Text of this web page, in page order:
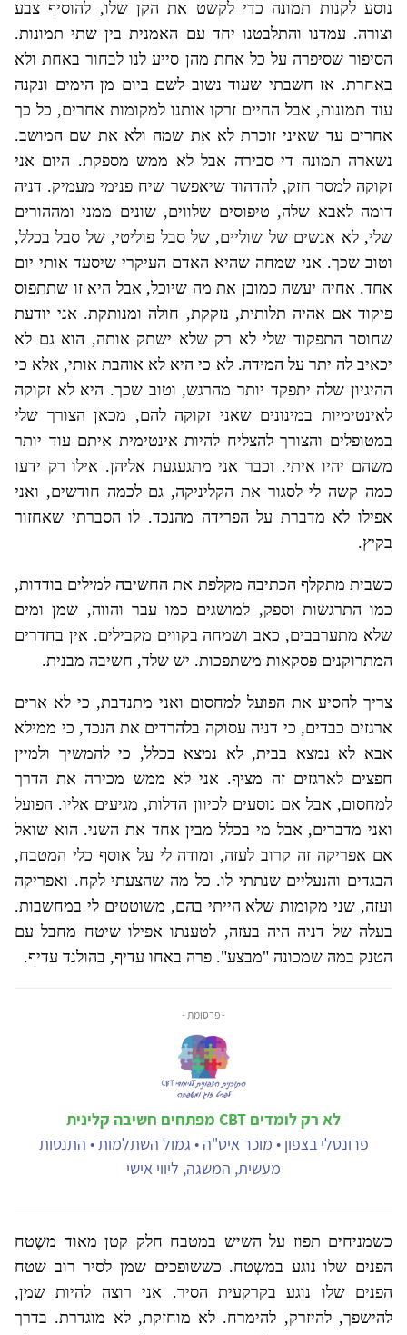
נוסע לקנות תמונה כדי לקשט את הקן שלו, להוסיף צבע
וצורה. עמדנו והתלבטנו יחד עם האמנית בין שתי תמונות.
הסיפור שסיפרה על כל אחת מהן סייע לנו לבחור באחת ולא
באחרת. אז חשבתי שעוד נשוב לשם ביום מן הימים ונקנה
עוד תמונות, אבל החיים זרקו אותנו למקומות אחרים, כל כך
אחרים עד שאיני זוכרת לא את שמה ולא את שם המושב.
נשארה תמונה די סבירה אבל לא ממש מספקת. היום אני
זקוקה למסר חזק, להדהוד שיאפשר שיח פנימי מעמיק. דניה
דומה לאבא שלה, טיפוסים שלווים, שונים ממני ומההורים
שלי, לא אנשים של שוליים, של סבל פוליטי, של סבל בכלל,
וטוב שכך. אני שמחה שהיא האדם העיקרי שיסעד אותי יום
אחד. אחיה יעשה כמובן את מה שיוכל, אבל היא זו שתתפוס
פיקוד אם אהיה תלותית, נזקקת, חולה ומנותקת. אני יודעת
שחוסר התפקוד שלי לא רק שלא ישתק אותה, הוא גם לא
יכאיב לה יתר על המידה. לא כי היא לא אוהבת אותי, אלא כי
ההיגיון שלה יתפקד יותר מהרגש, וטוב שכך. היא לא זקוקה
לאינטימיות במינונים שאני זקוקה להם, מכאן הצורך שלי
במטופלים והצורך להצליח להיות אינטימית איתם עוד יותר
משהם יהיו איתי. וכבר אני מתגעגעת אליהן. אילו רק ידעו
כמה קשה לי לסגור את הקליניקה, גם לכמה חודשים, ואני
אפילו לא מדברת על הפרידה מהנכד. לו הסברתי שאחזור
בקיץ.
כשבית מתקלף הכתיבה מקלפת את החשיבה למילים בודדות,
כמו התרגשות וספק, למושגים כמו עבר והווה, שמן ומים
שלא מתערבבים, כאב ושמחה בקווים מקבילים. אין בחדרים
המתרוקנים פסקאות משתפכות. יש שלד, חשיבה מבנית.
צריך להסיע את הפועל למחסום ואני מתנדבת, כי לא ארים
ארגזים כבדים, כי דניה עסוקה בלהרדים את הנכד, כי ממילא
אבא לא נמצא בבית, לא נמצא בכלל, כי להמשיך ולמיין
חפצים לארגזים זה מציף. אני לא ממש מכירה את הדרך
למחסום, אבל אם נוסעים לכיוון הדלות, מגיעים אליו. הפועל
ואני מדברים, אבל מי בכלל מבין אחד את השני. הוא שואל
אם אפריקה זה קרוב לעזה, ומודה לי על אוסף כלי המטבח,
הבגדים והנעליים שנתתי לו. כל מה שהצעתי לקח. ואפריקה
ועזה, שני מקומות שלא הייתי בהם, משוטטים לי במחשבות.
בעלה של דניה היה בעזה, לטענתו אפילו שיטח מחבל עם
הטנק במה שמכונה "מבצע". פרה באחו עדיף, בהולנד עדיף.
- פרסומת -
לא רק לומדים CBT מפתחים חשיבה קלינית
פרונטלי בצפון • מוכר איט"ה • גמול השתלמות • התנסות
מעשית, המשגה, ליווי אישי
כשמניחים תפוז על השיש במטבח חלק קטן מאוד משֶטח
הפנים שלו נוגע במשְטח. כששופכים שמן לסיר רוב שטח
הפנים שלו נוגע בקרקעית הסיר. אני רוצה להיות שמן,
להישפך, להיזרק, להימרח. לא מוחזקת, לא מוגדרת. בדרך